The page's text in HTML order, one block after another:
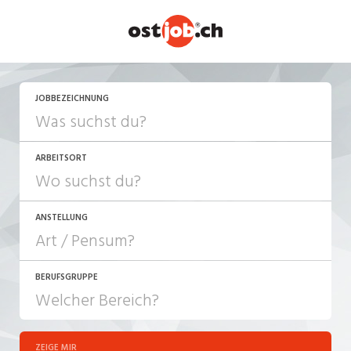
JOBBEZEICHNUNG
ARBEITSORT
ANSTELLUNG
JOB-TYP
Festanstellung
BERUFSGRUPPE
ZEIGE MIR